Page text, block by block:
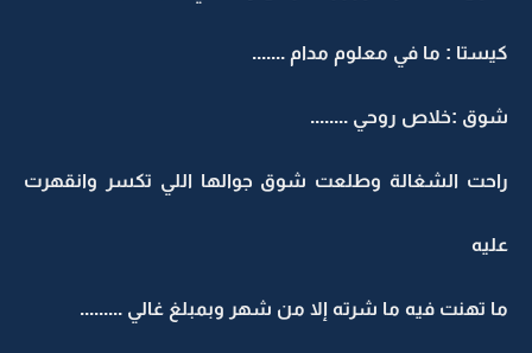
كيستا : ما في معلوم مدام .......
شوق :خلاص روحي ........
راحت الشغالة وطلعت شوق جوالها اللي تكسر وانقهرت
عليه
ما تهنت فيه ما شرته إلا من شهر وبمبلغ غالي .........